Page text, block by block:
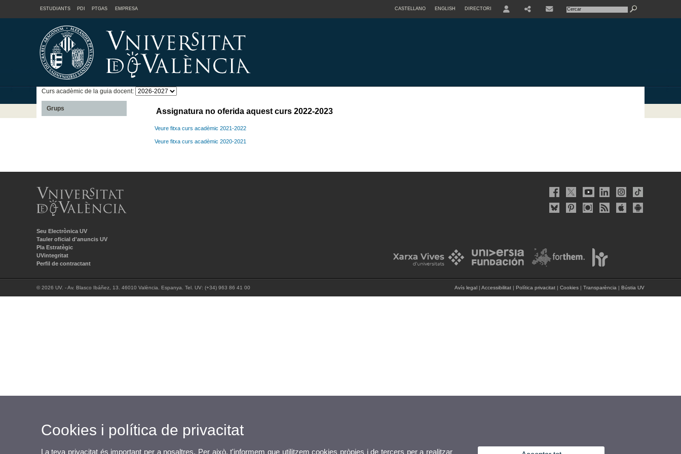
ESTUDIANTS PDI PTGAS EMPRESA CASTELLANO ENGLISH DIRECTORI
Curs acadèmic de la guia docent:
Grups Assignatura no oferida aquest curs 2022-2023
Veure fitxa curs acadèmic 2021-2022
Veure fitxa curs acadèmic 2020-2021
Seu Electrònica UV
Tauler oficial d'anuncis UV
Pla Estratègic
UVintegritat
Perfil de contractant
© 2026 UV. - Av. Blasco Ibáñez, 13. 46010 València. Espanya. Tel. UV: (+34) 963 86 41 00 Avís legal | Accessibilitat | Política privacitat | Cookies | Transparència | Bústia UV
Cookies i política de privacitat
La teva privacitat és important per a nosaltres. Per això, t'informem que utilitzem cookies pròpies i de tercers per a realitzar